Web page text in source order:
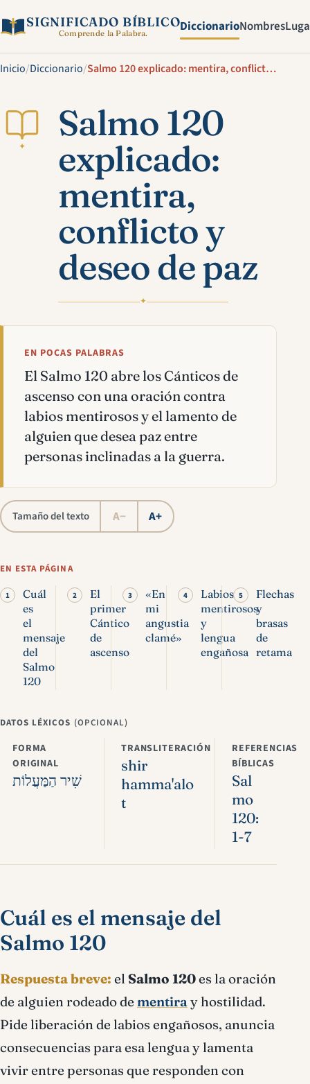
SIGNIFICADO BÍBLICO
Comprende la Palabra. DiccionarioNombres
Inicio/Diccionario/ Salmo 120 explicado: mentira, conflicto y deseo de paz
✦
Salmo 120
explicado:
mentira,
conflicto y
deseo de paz
✦
EN POCAS PALABRAS
El Salmo 120 abre los Cánticos de
ascenso con una oración contra
labios mentirosos y el lamento de
alguien que desea paz entre
personas inclinadas a la guerra.
Tamaño del texto A− A+
EN ESTA PÁGINA
Cuál
es
el
mensaje
del
Salmo
120
El
primer
Cántico
de
ascenso
«En
mi
angustia
clamé»
Labios
mentirosos
y
lengua
engañosa
Flechas
y
brasas
de
retama
DATOS LÉXICOS (OPCIONAL)
FORMA
ORIGINAL
שִׁיר הַמַּעֲלוֹת
TRANSLITERACIÓN
shir
hamma'alo
t
REFERENCIAS
BÍBLICAS
Sal
mo
120:
1-7
Cuál es el mensaje del
Salmo 120
Respuesta breve: el Salmo 120es la oración
de alguien rodeado de mentiray hostilidad.
Pide liberación de labios engañosos, anuncia
consecuencias para esa lengua y lamenta
vivir entre personas que responden con